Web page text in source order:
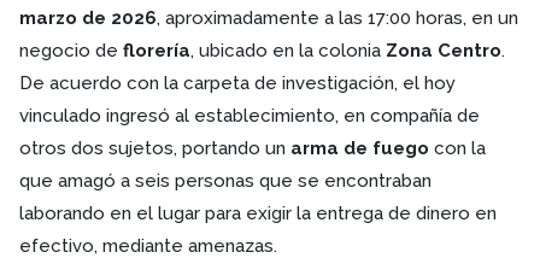
marzo de 2026, aproximadamente a las 17:00 horas, en un
negocio de florería, ubicado en la colonia Zona Centro.
De acuerdo con la carpeta de investigación, el hoy
vinculado ingresó al establecimiento, en compañía de
otros dos sujetos, portando un arma de fuego con la
que amagó a seis personas que se encontraban
laborando en el lugar para exigir la entrega de dinero en
efectivo, mediante amenazas.